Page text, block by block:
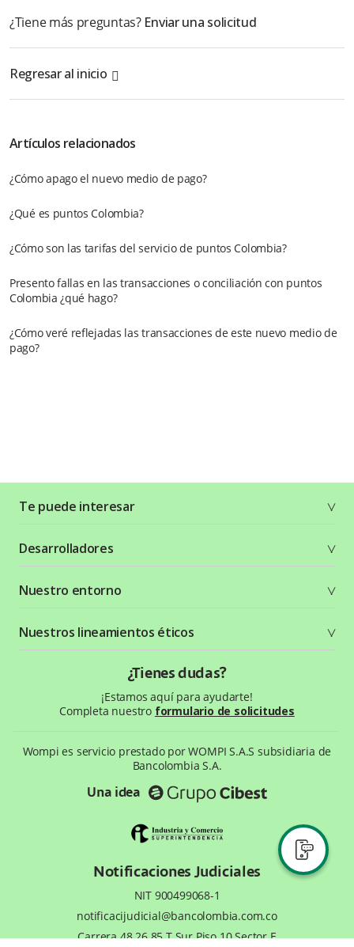
¿Tiene más preguntas? Enviar una solicitud
Regresar al inicio
Artículos relacionados
¿Cómo apago el nuevo medio de pago?
¿Qué es puntos Colombia?
¿Cómo son las tarifas del servicio de puntos Colombia?
Presento fallas en las transacciones o conciliación con puntos
Colombia ¿qué hago?
¿Cómo veré reflejadas las transacciones de este nuevo medio de
pago?
Te puede interesar
Planes y tarifas
Crea tu cuenta
Seguridad
Términos y condiciones
Política de privacidad
Desarrolladores
Recursos gráficos
Status Page
Nuestro entorno
¿Qué es Wompi?
Wiki Wompi
Preguntas frecuentes
Nuestros lineamientos éticos
¿Tienes dudas?
¡Estamos aquí para ayudarte!
Completa nuestro formulario de solicitudes
Wompi es servicio prestado por WOMPI S.A.S subsidiaria de
Bancolombia S.A.
Una idea
Notificaciones Judiciales
NIT 900499068-1
notificacijudicial@bancolombia.com.co
Carrera 48 26 85 T.Sur Piso 10 Sector E